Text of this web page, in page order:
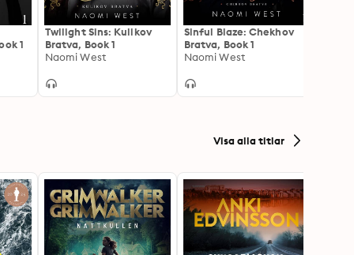
1
Twilight Sins: Kulikov
Bratva, Book 1
Naomi West
Sinful Blaze: Chekhov
Bratva, Book 1
Naomi West
Visa alla titlar